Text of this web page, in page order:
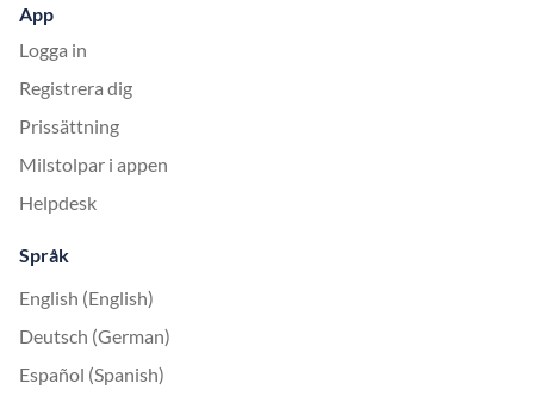
App
Logga in
Registrera dig
Prissättning
Milstolpar i appen
Helpdesk
Språk
English (English)
Deutsch (German)
Español (Spanish)